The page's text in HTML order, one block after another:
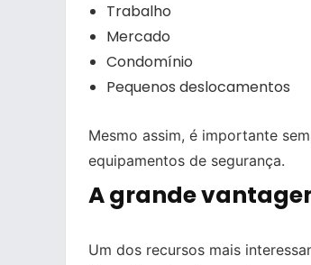
Trabalho
Mercado
Condomínio
Pequenos deslocamentos
Mesmo assim, é importante
equipamentos de segurança.
A grande
Um dos recursos mais